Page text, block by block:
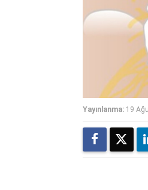
Yayınlanma: 19